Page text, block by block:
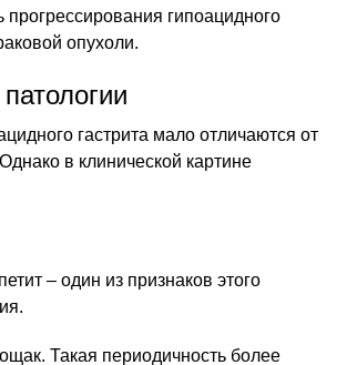
прогрессирования гипоацидного
опухоли.
гастрита мало отличаются от
в клинической картине
– один из признаков этого
Такая периодичность более